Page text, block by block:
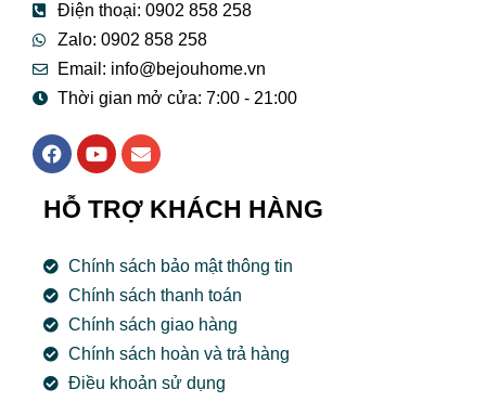
Điện thoại: 0902 858 258
Zalo: 0902 858 258
Email: info@bejouhome.vn
Thời gian mở cửa: 7:00 - 21:00
F
a
e
b
o
k
Y
o
t
u
e
E
n
e
p
HỖ TRỢ KHÁCH HÀNG
Chính sách bảo mật thông tin
Chính sách thanh toán
Chính sách giao hàng
Chính sách hoàn và trả hàng
Điều khoản sử dụng